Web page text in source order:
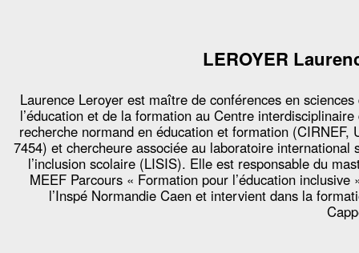
LEROYER
Laurence Leroyer est maître de conférences en sciences
l’éducation et de la formation au Centre interdisciplinaire
recherche normand en éducation et formation (CIRNEF,
7454) et chercheure associée au laboratoire international
l’inclusion scolaire (LISIS). Elle est responsable du
MEEF Parcours « Formation pour l’éducation inclusive
l’Inspé Normandie Caen et intervient dans la